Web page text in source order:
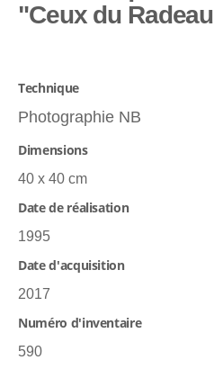
"Ceux du
Technique
Photographie NB
Dimensions
40 x 40 cm
Date de réalisation
1995
Date d'acquisition
2017
Numéro d'inventaire
590